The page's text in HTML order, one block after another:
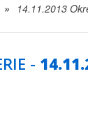
» 14.11.2013
-